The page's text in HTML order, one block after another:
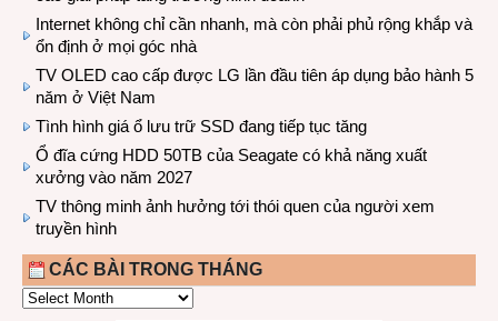
Internet không chỉ cần nhanh, mà còn phải phủ rộng khắp và
ổn định ở mọi góc nhà
TV OLED cao cấp được LG lần đầu tiên áp dụng bảo hành 5
năm ở Việt Nam
Tình hình giá ổ lưu trữ SSD đang tiếp tục tăng
Ổ đĩa cứng HDD 50TB của Seagate có khả năng xuất
xưởng vào năm 2027
TV thông minh ảnh hưởng tới thói quen của người xem
truyền hình
CÁC BÀI TRONG THÁNG
CÁC